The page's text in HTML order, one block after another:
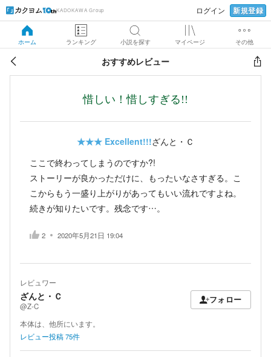
KADOKAWA Group ログイン 新規登録
ホーム ランキング 小説を探す マイページ その他
おすすめレビュー
惜しい！惜しすぎる!!
★★★ Excellent!!!ざんと・Ｃ
ここで終わってしまうのですか?!
ストーリーが良かっただけに、もったいなさすぎる。こ
こからもう一盛り上がりがあってもいい流れですよね。
続きが知りたいです。残念です…。
2 2020年5月21日 19:04
レビュワー
ざんと・Ｃ
@Z-C
フォロー
本体は、他所にいます。
レビュー投稿75件